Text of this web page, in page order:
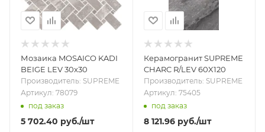
Мозаика MOSAICO KADI
BEIGE LEV 30x30
Производитель: SUPREME
Артикул: 78079
под заказ
5 702.40 руб./шт
Керамогранит SUPREME
CHARC R/LEV 60X120
Производитель: SUPREME
Артикул: 75405
под заказ
8 121.96руб./шт